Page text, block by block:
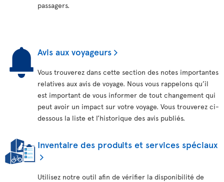
passagers.
Avis aux voyageurs
Vous trouverez dans cette section des notes importantes
relatives aux avis de voyage. Nous vous rappelons qu’il
est important de vous informer de tout changement qui
peut avoir un impact sur votre voyage. Vous trouverez ci-
dessous la liste et l’historique des avis publiés.
Inventaire des produits et services spéciaux
Utilisez notre outil afin de vérifier la disponibilité de